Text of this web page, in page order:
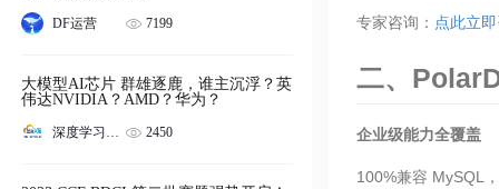
DF运营 7199
大模型AI芯片 群雄逐鹿，谁主沉浮？英
伟达NVIDIA？AMD？华为？
深度学习服务器 2450
专家咨询：​ 点此立
二、
企业级能力全覆盖
100%兼容 MySQL